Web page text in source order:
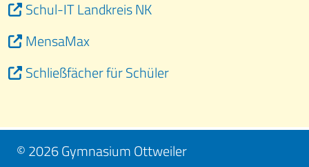
Schul-IT Landkreis NK
MensaMax
Schließfächer für Schüler
© 2026 Gymnasium Ottweiler